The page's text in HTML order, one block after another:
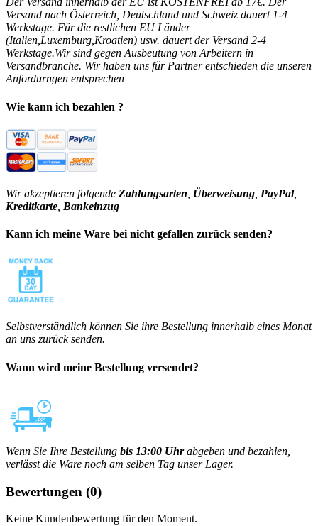
Versand nach Österreich, Deutschland und Schweiz dauert 1-4
Werkstage. Für die restlichen EU Länder
(Italien,Luxemburg,Kroatien) usw. dauert der Versand 2-4
Werkstage.Wir sind gegen Ausbeutung von Arbeitern in
Versandbranche. Wir haben uns für Partner entschieden die unseren
Anfordurngen entsprechen
Wie kann ich bezahlen ?
Wir akzeptieren folgende Zahlungsarten Überweisung PayPal,
Kreditkarte Bankeinzug
Kann ich meine Ware bei nicht gefallen zurück senden?
Selbstverständlich können Sie ihre Bestellung innerhalb eines Monat
an uns zurück senden.
Wann wird meine Bestellung versendet?
Wenn Sie Ihre Bestellung bis 13:00 Uhrabgeben und bezahlen,
verlässt die Ware noch am selben Tag unser Lager.
Bewertungen (0)
Keine Kundenbewertung für den Moment.